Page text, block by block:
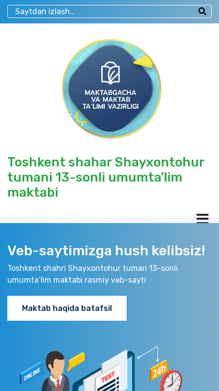
Toshkent shahar Shayxontohur
tumani 13-sonli umumta’lim
maktabi
Veb-saytimizga hush kelibsiz!
Toshkent shahri Shayxontohur tuman 13-sonli
umumta‘lim maktabi rasmiy veb-sayti
Maktab haqida batafsil